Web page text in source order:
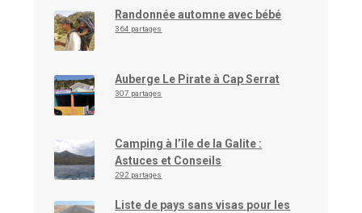
Randonnée automne avec bébé
364 partages
Auberge Le Pirate à Cap Serrat
307 partages
Camping à l’île de la Galite :
Astuces et Conseils
292 partages
Liste de pays sans visas pour les